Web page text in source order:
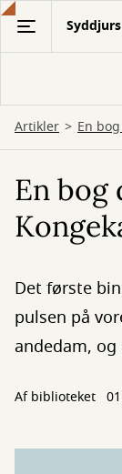
Gå
hovedindhold
Artikler En
En bog
Det første
pulsen på
andedam,
Af biblioteket